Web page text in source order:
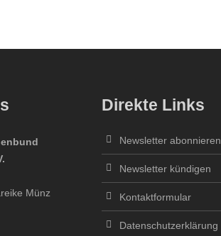
Münz
Direkte Links
Newsletter abonnieren
Newsletter kündigen
Kontaktformular
Datenschutzerklärung